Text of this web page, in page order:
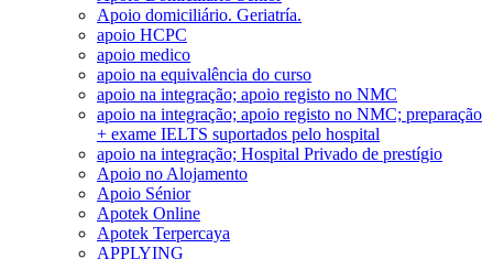
Apoio domiciliário. Geriatría.
apoio HCPC
apoio medico
apoio na equivalência do curso
apoio na integração; apoio registo no NMC
apoio na integração; apoio registo no NMC; preparação
+ exame IELTS suportados pelo hospital
apoio na integração; Hospital Privado de prestígio
Apoio no Alojamento
Apoio Sénior
Apotek Online
Apotek Terpercaya
APPLYING